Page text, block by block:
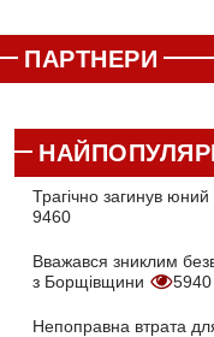
ПАРТНЕРИ
Трагічно загинув
9460
Вважався зниклим
з Борщівщини
5940
Непоправна втрата